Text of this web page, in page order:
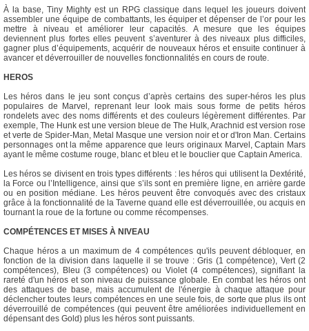
À la base, Tiny Mighty est un RPG classique dans lequel les joueurs doivent
assembler une équipe de combattants, les équiper et dépenser de l’or pour les
mettre à niveau et améliorer leur capacités. A mesure que les équipes
deviennent plus fortes elles peuvent s’aventurer à des niveaux plus difficiles,
gagner plus d’équipements, acquérir de nouveaux héros et ensuite continuer à
avancer et déverrouiller de nouvelles fonctionnalités en cours de route.
HEROS
Les héros dans le jeu sont conçus d’après certains des super-héros les plus
populaires de Marvel, reprenant leur look mais sous forme de petits héros
rondelets avec des noms différents et des couleurs légèrement différentes. Par
exemple, The Hunk est une version bleue de The Hulk, Arachnid est version rose
et verte de Spider-Man, Metal Masque une version noir et or d'Iron Man. Certains
personnages ont la même apparence que leurs originaux Marvel, Captain Mars
ayant le même costume rouge, blanc et bleu et le bouclier que Captain America.
Les héros se divisent en trois types différents : les héros qui utilisent la Dextérité,
la Force ou l’Intelligence, ainsi que s’ils sont en première ligne, en arrière garde
ou en position médiane. Les héros peuvent être convoqués avec des cristaux
grâce à la fonctionnalité de la Taverne quand elle est déverrouillée, ou acquis en
tournant la roue de la fortune ou comme récompenses.
COMPÉTENCES ET MISES À NIVEAU
Chaque héros a un maximum de 4 compétences qu'ils peuvent débloquer, en
fonction de la division dans laquelle il se trouve : Gris (1 compétence), Vert (2
compétences), Bleu (3 compétences) ou Violet (4 compétences), signifiant la
rareté d'un héros et son niveau de puissance globale. En combat les héros ont
des attaques de base, mais accumulent de l'énergie à chaque attaque pour
déclencher toutes leurs compétences en une seule fois, de sorte que plus ils ont
déverrouillé de compétences (qui peuvent être améliorées individuellement en
dépensant des Gold) plus les héros sont puissants.